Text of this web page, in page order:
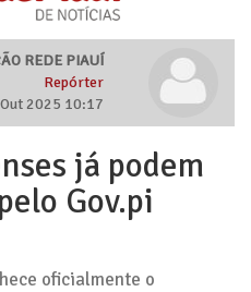
REDE PIAUÍ
Repórter
2025 10:17
já podem
Gov.pi
oficialmente o